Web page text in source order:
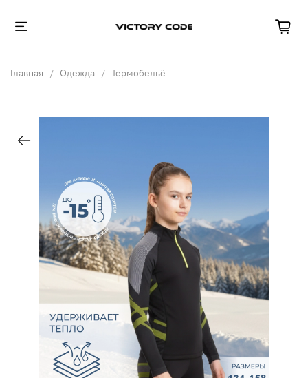
Главная Одежда Термобельё